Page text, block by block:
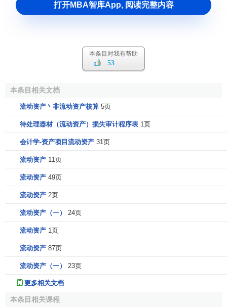
打开MBA智库App, 阅读完整内容
本条目对我有帮助
53
本条目相关文档
流动资产丶非流动资产核算 5页
待处理器材（流动资产）损失审计程序表 1页
会计学-资产项目流动资产 31页
流动资产 11页
流动资产 49页
流动资产 2页
流动资产（一） 24页
流动资产 1页
流动资产 87页
流动资产（一） 23页
更多相关文档
本条目相关课程